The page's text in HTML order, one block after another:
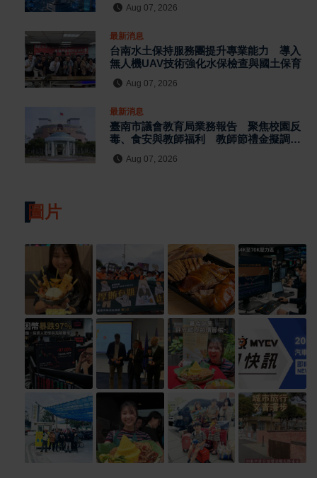
Aug 07, 2026
最新消息
台南水土保持服務團提升專業能力 導入
無人機UAV技術強化水保檢查與國土保育
Aug 07, 2026
最新消息
臺南市議會教育局業務報告 聚焦校園反
毒、食安與教師福利 教師節禮金擬調升
至千元
Aug 07, 2026
圖片